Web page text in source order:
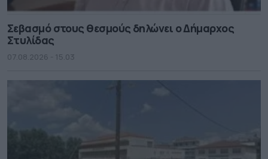
Σεβασμό στους θεσμούς δηλώνει ο Δήμαρχος
Στυλίδας
07.08.2026 - 15.03